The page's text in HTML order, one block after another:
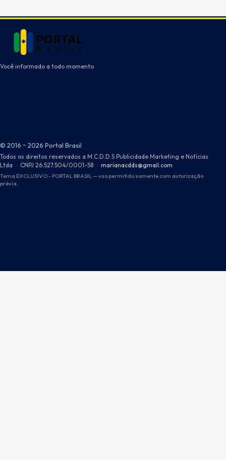
Você informado a todo momento
© 2016 ~ 2026 Portal Brasil
Todos os direitos reservados a M.C.D.D.S Publicidade Marketing e Notícias
Ltda · CNPJ 26.527.504/0001-58 · marianacdds@gmail.com
Tema EXCLUSIVO - PORTAL BRASIL — uso permitido somente com autorização
prévia.